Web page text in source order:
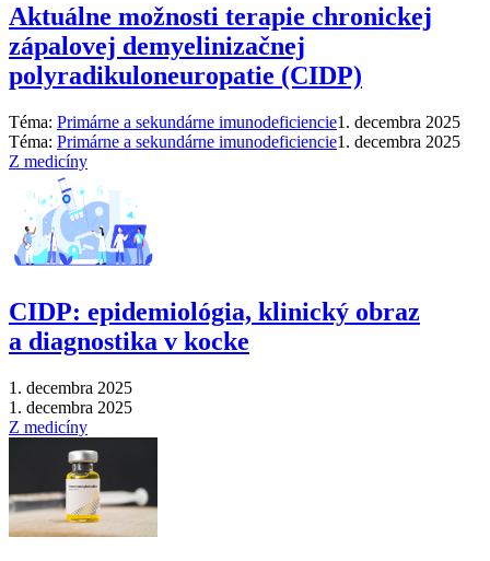
Aktuálne možnosti terapie chronickej
zápalovej demyelinizačnej
polyradikuloneuropatie (CIDP)
Téma: Primárne a sekundárne imunodeficiencie1. decembra 2025
Téma: Primárne a sekundárne imunodeficiencie1. decembra 2025
Z medicíny
CIDP: epidemiológia, klinický obraz
a diagnostika v kocke
1. decembra 2025
1. decembra 2025
Z medicíny